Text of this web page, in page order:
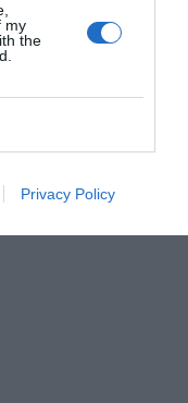
my
the
Privacy Policy